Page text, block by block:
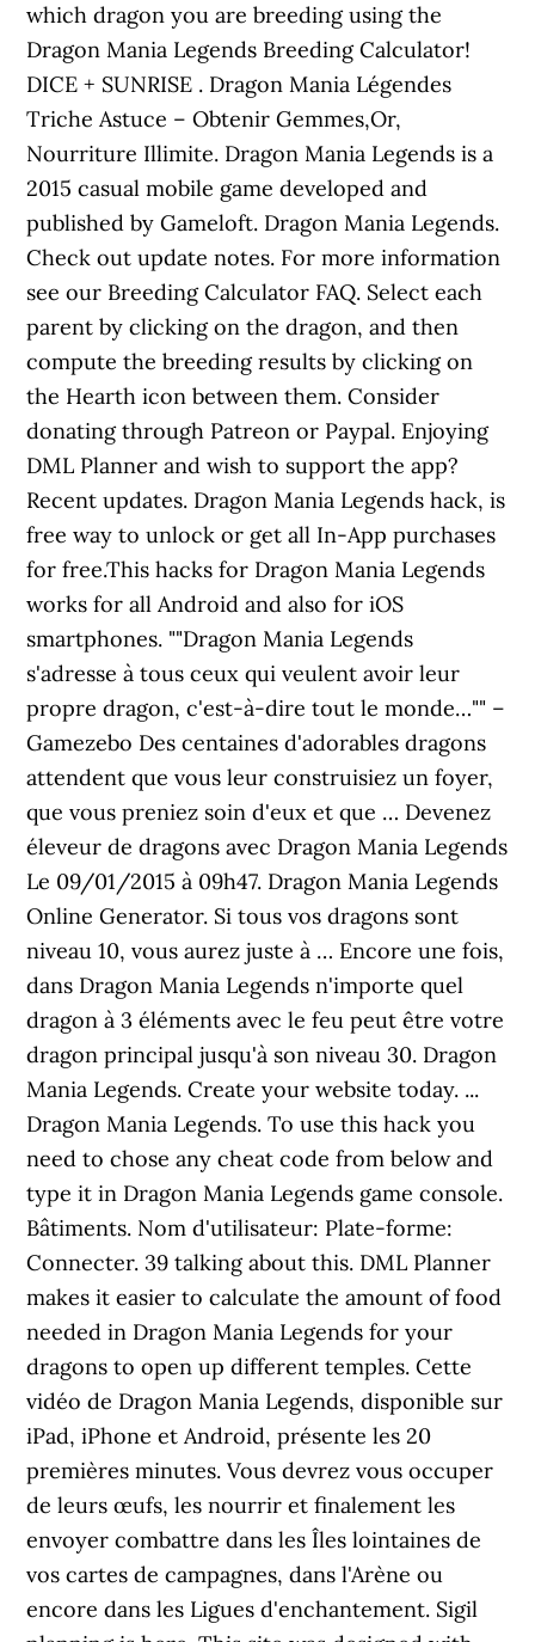
which dragon you are breeding using the
Dragon Mania Legends Breeding Calculator!
DICE + SUNRISE . Dragon Mania Légendes
Triche Astuce – Obtenir Gemmes,Or,
Nourriture Illimite. Dragon Mania Legends is a
2015 casual mobile game developed and
published by Gameloft. Dragon Mania Legends.
Check out update notes. For more information
see our Breeding Calculator FAQ. Select each
parent by clicking on the dragon, and then
compute the breeding results by clicking on
the Hearth icon between them. Consider
donating through Patreon or Paypal. Enjoying
DML Planner and wish to support the app?
Recent updates. Dragon Mania Legends hack, is
free way to unlock or get all In-App purchases
for free.This hacks for Dragon Mania Legends
works for all Android and also for iOS
smartphones. ‎""Dragon Mania Legends
s'adresse à tous ceux qui veulent avoir leur
propre dragon, c'est-à-dire tout le monde…"" –
Gamezebo Des centaines d'adorables dragons
attendent que vous leur construisiez un foyer,
que vous preniez soin d'eux et que … Devenez
éleveur de dragons avec Dragon Mania Legends
Le 09/01/2015 à 09h47. Dragon Mania Legends
Online Generator. Si tous vos dragons sont
niveau 10, vous aurez juste à … Encore une fois,
dans Dragon Mania Legends n'importe quel
dragon à 3 éléments avec le feu peut être votre
dragon principal jusqu'à son niveau 30. Dragon
Mania Legends. Create your website today. ...
Dragon Mania Legends. To use this hack you
need to chose any cheat code from below and
type it in Dragon Mania Legends game console.
Bâtiments. Nom d'utilisateur: Plate-forme:
Connecter. 39 talking about this. DML Planner
makes it easier to calculate the amount of food
needed in Dragon Mania Legends for your
dragons to open up different temples. Cette
vidéo de Dragon Mania Legends, disponible sur
iPad, iPhone et Android, présente les 20
premières minutes. Vous devrez vous occuper
de leurs œufs, les nourrir et finalement les
envoyer combattre dans les Îles lointaines de
vos cartes de campagnes, dans l'Arène ou
encore dans les Ligues d'enchantement. Sigil